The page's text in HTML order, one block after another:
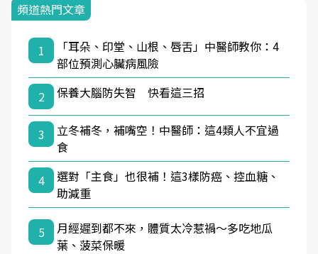
頻道熱門文章
1
「耳朵、印堂、山根、唇舌」中醫師教你：4
部位預測心臟病風險
2
保養大腦防失智 快看這三招
3
立冬補冬，補嘴空！中醫師：這4類人不宜過
食
4
選對「主食」也很補！這3樣防癌、控血糖、
助減重
5
月經遲到都不來，體質太冷惹禍〜多吃地瓜
葉、菠菜保暖